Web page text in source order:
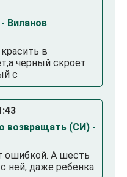
Виланов
в
черный скроет
с
возвращать (СИ) -
ошибкой. А шесть
ней, даже ребенка